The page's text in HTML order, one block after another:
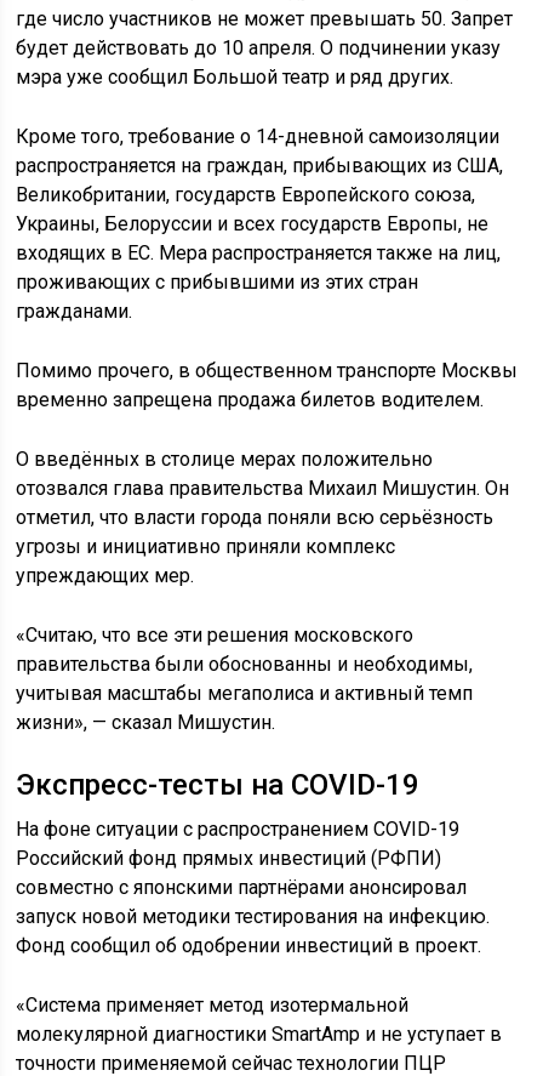
где число участников не может превышать 50. Запрет
будет действовать до 10 апреля. О подчинении указу
мэра уже сообщил Большой театр и ряд других.
Кроме того, требование о 14-дневной самоизоляции
распространяется на граждан, прибывающих из США,
Великобритании, государств Европейского союза,
Украины, Белоруссии и всех государств Европы, не
входящих в ЕС. Мера распространяется также на лиц,
проживающих с прибывшими из этих стран
гражданами.
Помимо прочего, в общественном транспорте Москвы
временно запрещена продажа билетов водителем.
О введённых в столице мерах положительно
отозвался глава правительства Михаил Мишустин. Он
отметил, что власти города поняли всю серьёзность
угрозы и инициативно приняли комплекс
упреждающих мер.
«Считаю, что все эти решения московского
правительства были обоснованны и необходимы,
учитывая масштабы мегаполиса и активный темп
жизни», — сказал Мишустин.
Экспресс-тесты на COVID-19
На фоне ситуации с распространением COVID-19
Российский фонд прямых инвестиций (РФПИ)
совместно с японскими партнёрами анонсировал
запуск новой методики тестирования на инфекцию.
Фонд сообщил об одобрении инвестиций в проект.
«Система применяет метод изотермальной
молекулярной диагностики SmartAmp и не уступает в
точности применяемой сейчас технологии ПЦР